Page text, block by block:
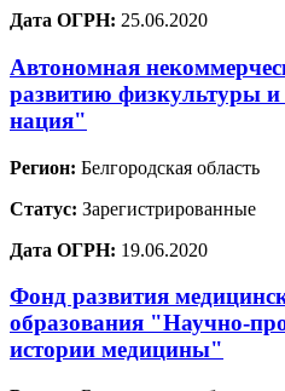
Дата ОГРН: 25.06.2020
Автономная
развитию физкультуры
нация"
Регион: Белгородская область
Статус: Зарегистрированные
Дата ОГРН: 19.06.2020
Фонд развития
образования "Научно-
истории медицины"